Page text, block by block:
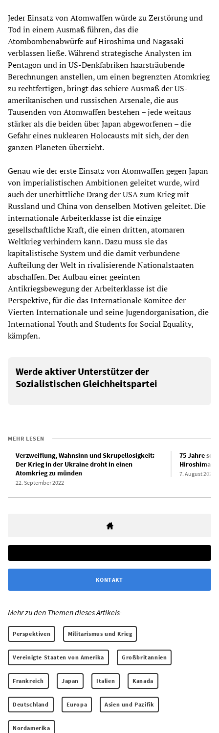
Jeder Einsatz von Atomwaffen würde zu Zerstörung und
Tod in einem Ausmaß führen, das die
Atombombenabwürfe auf Hiroshima und Nagasaki
verblassen ließe. Während strategische Analysten im
Pentagon und in US-Denkfabriken haarsträubende
Berechnungen anstellen, um einen begrenzten Atomkrieg
zu rechtfertigen, bringt das schiere Ausmaß der US-
amerikanischen und russischen Arsenale, die aus
Tausenden von Atomwaffen bestehen – jede weitaus
stärker als die beiden über Japan abgeworfenen – die
Gefahr eines nuklearen Holocausts mit sich, der den
ganzen Planeten überzieht.
Genau wie der erste Einsatz von Atomwaffen gegen Japan
von imperialistischen Ambitionen geleitet wurde, wird
auch der unerbittliche Drang der USA zum Krieg mit
Russland und China von denselben Motiven geleitet. Die
internationale Arbeiterklasse ist die einzige
gesellschaftliche Kraft, die einen dritten, atomaren
Weltkrieg verhindern kann. Dazu muss sie das
kapitalistische System und die damit verbundene
Aufteilung der Welt in rivalisierende Nationalstaaten
abschaffen. Der Aufbau einer geeinten
Antikriegsbewegung der Arbeiterklasse ist die
Perspektive, für die das Internationale Komitee der
Vierten Internationale und seine Jugendorganisation, die
International Youth and Students for Social Equality,
kämpfen.
Werde aktiver Unterstützer der
Sozialistischen Gleichheitspartei
MEHR LESEN
Verzweiflung, Wahnsinn und Skrupellosigkeit:
Der Krieg in der Ukraine droht in einen
Atomkrieg zu münden
22. September 2022
75 Jahre
Hiroshima
7. August 2020
KONTAKT
Mehr zu den Themen dieses Artikels:
Perspektiven Militarismus und Krieg
Vereinigte Staaten von Amerika Großbritannien
Frankreich Japan Italien Kanada
Deutschland Europa Asien und Pazifik
Nordamerika